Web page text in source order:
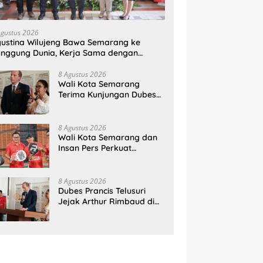
2026
Wilujeng Bawa Semarang ke
Dunia, Kerja Sama dengan
8 Agustus 2026
Wali Kota Semarang
Terima Kunjungan Dubes
8 Agustus 2026
Wali Kota Semarang dan
Insan Pers Perkuat
8 Agustus 2026
Dubes Prancis Telusuri
Jejak Arthur Rimbaud di